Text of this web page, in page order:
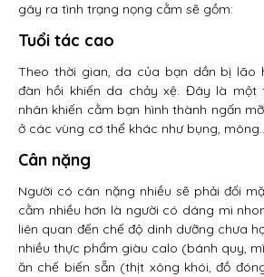
gây ra tình trạng nọng cằm sẽ gồm:
Tuổi tác cao
Theo thời gian, da của bạn dần bị lão
đàn hồi khiến da chảy xệ. Đây là một
nhân khiến cằm bạn hình thành ngấn
ở các vùng cơ thể khác như bụng,
Cân nặng
Người có cân nặng nhiều sẽ phải đối
cằm nhiều hơn là người có dáng mi
liên quan đến chế độ dinh dưỡng chưa
nhiều thực phẩm giàu calo (bánh quy,
ăn chế biến sẵn (thịt xông khói, đồ